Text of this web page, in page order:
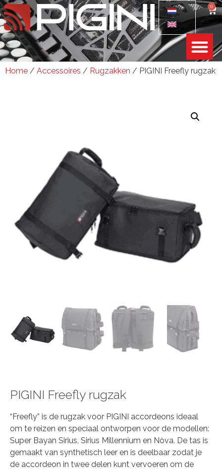
0
Home / Accessoires / Rugzakken / PIGINI Freefly rugzak
PIGINI Freefly rugzak
“Freefly” is de rugzak voor PIGINI accordeons ideaal
om te reizen en speciaal ontworpen voor de modellen:
Super Bayan Sirius, Sirius Millennium en Nòva. De tas is
gemaakt van synthetisch leer en is deelbaar zodat je
de accordeon in twee delen kunt vervoeren om de